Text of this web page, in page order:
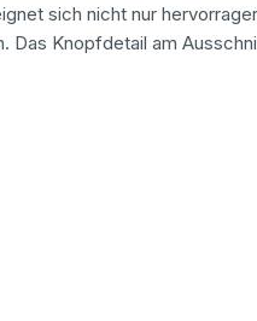
sich nicht nur
Das Knopfdetail am